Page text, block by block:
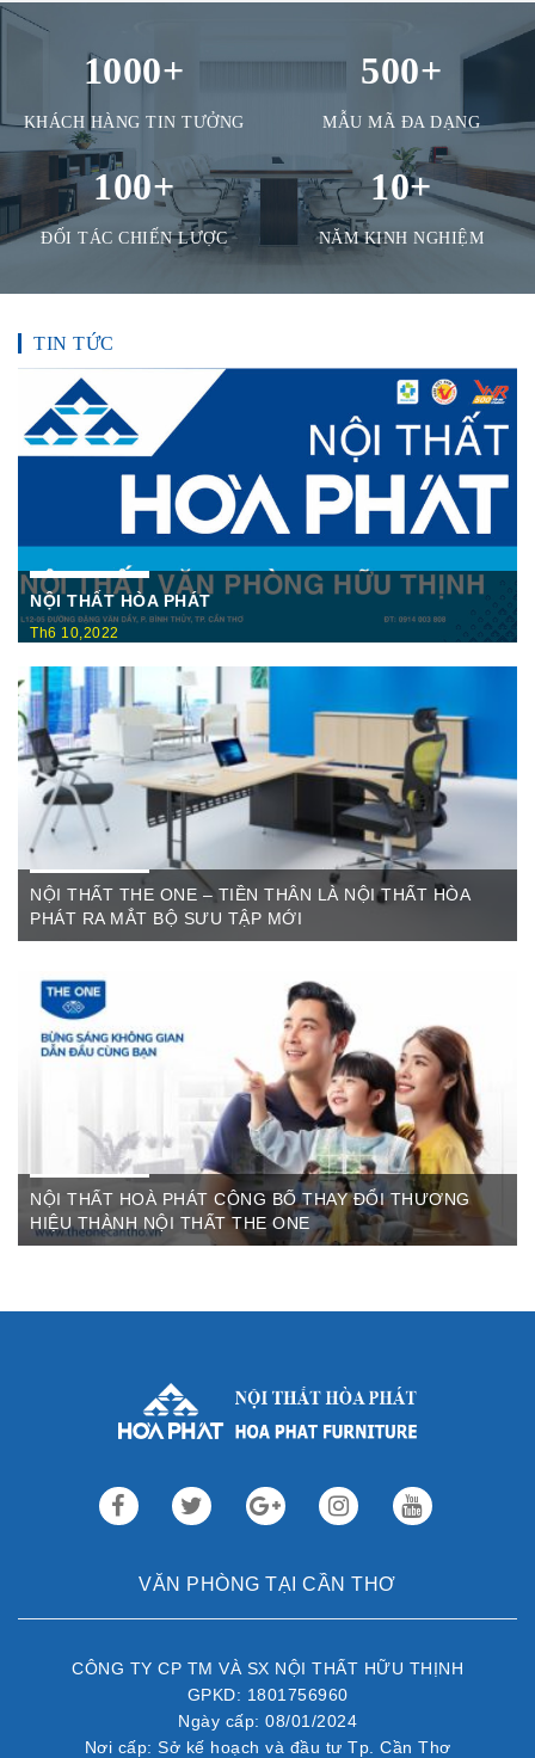
1000+
KHÁCH HÀNG TIN TƯỞNG
500+
MẪU MÃ ĐA DẠNG
100+
ĐỐI TÁC CHIẾN LƯỢC
10+
NĂM KINH NGHIỆM
TIN TỨC
NỘI THẤT HÒA PHÁT
Th6 10,2022
Nội Thất Hòa Phátt Cần Thơ Là nơi trưng bày và cung cấp
các sản phẩm như: Bàn văn phòng, ghế xoay văn phòng, tủ hồ
sơ, két sắt,…Của cty CP Nội Thất Hòa Phát( Nội thất The
One) có địa ...
NỘI THẤT THE ONE – TIỀN THÂN LÀ NỘI THẤT HÒA
PHÁT RA MẮT BỘ SƯU TẬP MỚI
The One Cần Thơ Thông báo về việc thay đổi thương hiệu Nội
Thất Hòa Phát Ngày ...
NỘI THẤT HOÀ PHÁT CÔNG BỐ THAY ĐỔI THƯƠNG
HIỆU THÀNH NỘI THẤT THE ONE
VĂN PHÒNG TẠI CẦN THƠ
CÔNG TY CP TM VÀ SX NỘI THẤT HỮU THỊNH
GPKD: 1801756960
Ngày cấp: 08/01/2024
Nơi cấp: Sở kế hoạch và đầu tư Tp. Cần Thơ